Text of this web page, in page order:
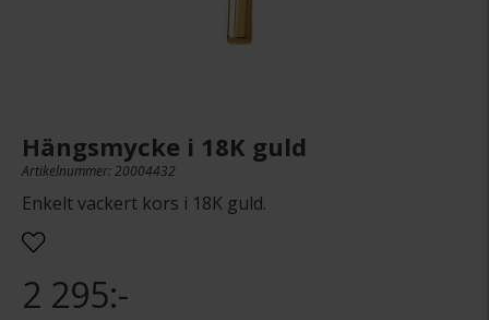
Hängsmycke i 18K guld
Artikelnummer: 20004432
Enkelt vackert kors i 18K guld.
2 295:-